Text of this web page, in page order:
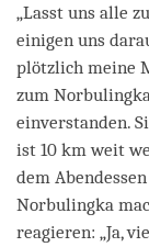
„Lasst uns alle
einigen uns
plötzlich meine
zum
einverstanden.
ist 10 km weit
dem
Norbulingka
reagieren: „Ja,